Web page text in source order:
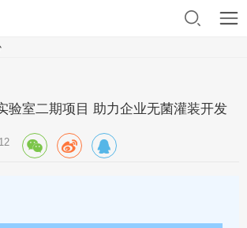
验室二期项目 助力企业无菌灌装开发